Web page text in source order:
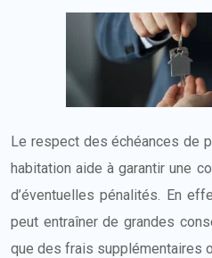
Le respect des échéances de
habitation aide à garantir une
d’éventuelles pénalités. En
peut entraîner de grandes
que des frais supplémentaires